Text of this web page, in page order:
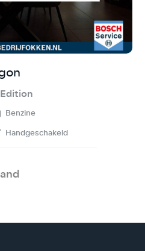
Benzine
Handgeschakeld